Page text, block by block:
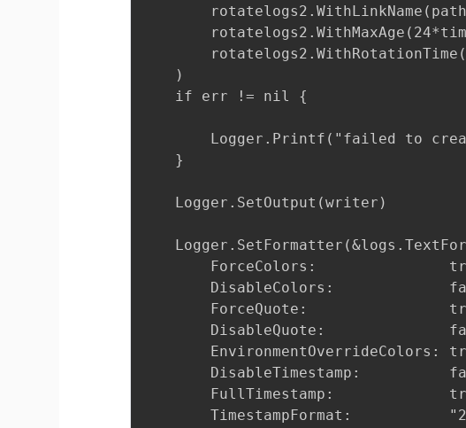
		TimestampFormat:           "2006-01-02 15:04:05.8156471 +0800 CST",